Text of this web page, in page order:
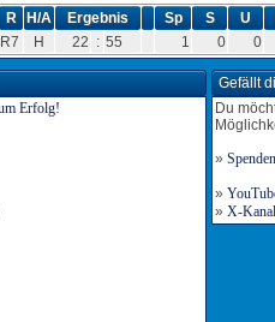
R H/A Ergebnis Sp S
U
R7 H 22 : 55 1 0 0
Gefällt
Du
» Spenden
»
» X-